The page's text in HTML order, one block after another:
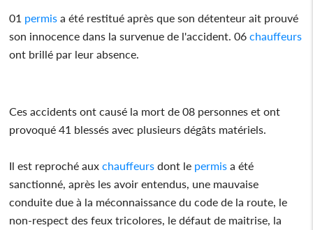
01 permis a été restitué après que son détenteur ait prouvé
son innocence dans la survenue de l'accident. 06chauffeurs
ont brillé par leur absence.
Ces accidents ont causé la mort de 08 personnes et ont
provoqué 41 blessés avec plusieurs dégâts matériels.
Il est reproché auxchauffeurs dont le permis a été
sanctionné, après les avoir entendus, une mauvaise
conduite due à la méconnaissance du code de la route, le
non-respect des feux tricolores, le défaut de maitrise, la